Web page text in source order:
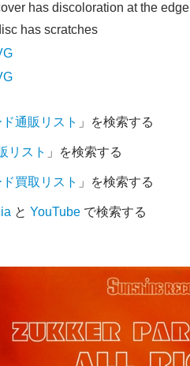
has discoloration at the
has scratches
通販リスト 」を検索する
リスト 」を検索する
買取リスト 」を検索する
と YouTube で検索する